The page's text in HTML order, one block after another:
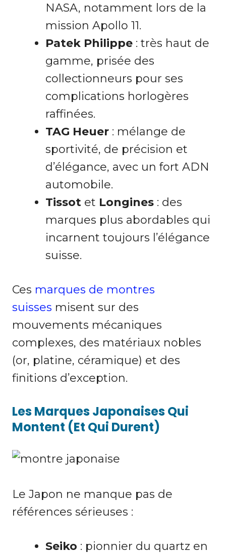
NASA, notamment lors de la
mission Apollo 11.
Patek Philippe : très haut de
gamme, prisée des
collectionneurs pour ses
complications horlogères
raffinées.
TAG Heuer : mélange de
sportivité, de précision et
d’élégance, avec un fort ADN
automobile.
Tissot et Longines : des
marques plus abordables qui
incarnent toujours l’élégance
suisse.
Ces marques de montres
suisses misent sur des
mouvements mécaniques
complexes, des matériaux nobles
(or, platine, céramique) et des
finitions d’exception.
Les Marques Japonaises Qui
Montent (et Qui Durent)
Le Japon ne manque pas de
références sérieuses :
Seiko : pionnier du quartz en